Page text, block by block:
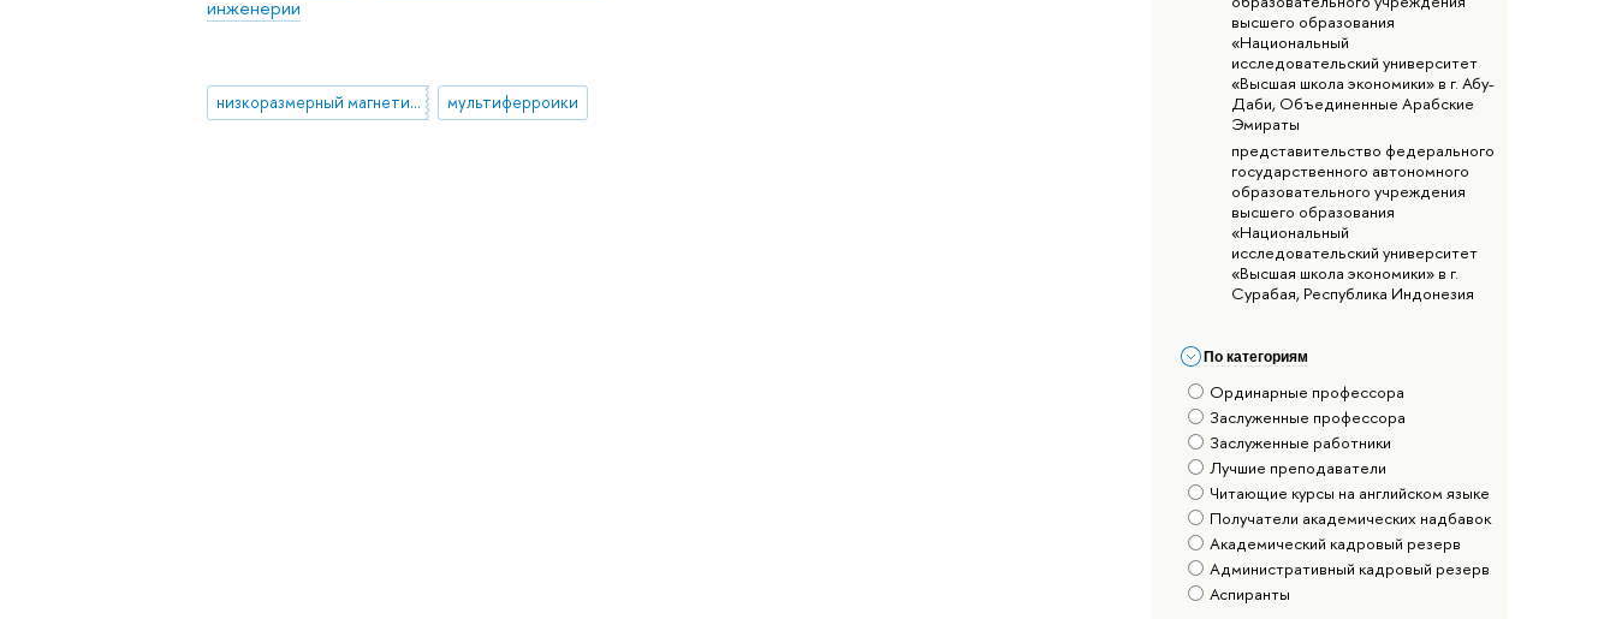
высшего образования
«Национальный
исследовательский университет
«Высшая школа экономики» в г. Абу-
Даби, Объединенные Арабские
Эмираты
представительство федерального
государственного автономного
образовательного учреждения
высшего образования
«Национальный
исследовательский университет
«Высшая школа экономики» в г.
Сурабая, Республика Индонезия
По категориям
Ординарные профессора
Заслуженные профессора
Заслуженные работники
Лучшие преподаватели
Читающие курсы на английском языке
Получатели академических надбавок
Академический кадровый резерв
Административный кадровый резерв
Аспиранты
инженерии
низкоразмерный магнетизм мультиферроики